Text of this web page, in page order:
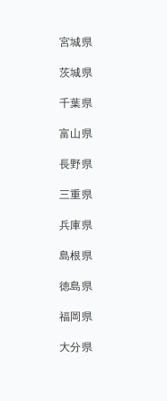
宮城県
茨城県
千葉県
富山県
長野県
三重県
兵庫県
島根県
徳島県
福岡県
大分県